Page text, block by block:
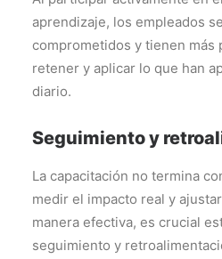
aprendizaje, los empleados
comprometidos y tienen más
retener y aplicar lo que han
diario.
Seguimiento y
La capacitación no termina
medir el impacto real y
manera efectiva, es crucial
seguimiento y